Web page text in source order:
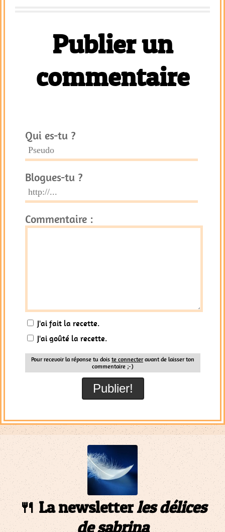
Publier un
commentaire
Qui es-tu ?
Blogues-tu ?
Commentaire :
J'ai fait la recette.
J'ai goûté la recette.
Pour recevoir la réponse tu doiste connecteravant de laisser ton
commentaire ;-)
🍴 La newsletterles délices
de sabrina